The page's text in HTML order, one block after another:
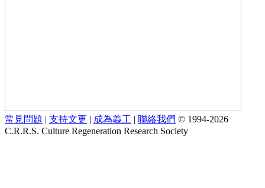
常見問題 | 支持文更 | 成為義工 | 聯絡我們 © 1994-2026
C.R.R.S. Culture Regeneration Research Society